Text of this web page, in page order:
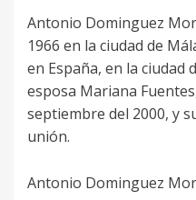
Antonio Dominguez
1966 en la ciudad de
en España, en la ciudad
esposa Mariana
septiembre del 2000, y
unión.
Antonio Dominguez